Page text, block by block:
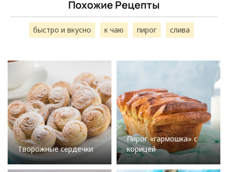
Похожие Рецепты
быстро и вкусно к чаю пирог слива
Творожные сердечки
Пирог «гармошка» с
корицей